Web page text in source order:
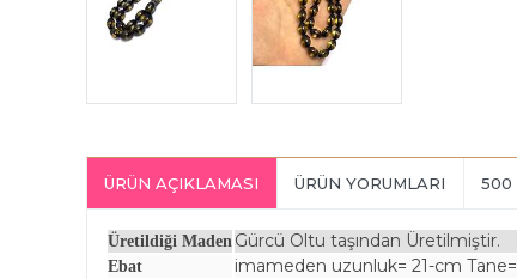
ÜRÜN AÇIKLAMASI ÜRÜN YORUMLARI 500
Üretildiği Maden Gürcü Oltu taşından Üretilmiştir.
Ebat imameden uzunluk= 21-cm